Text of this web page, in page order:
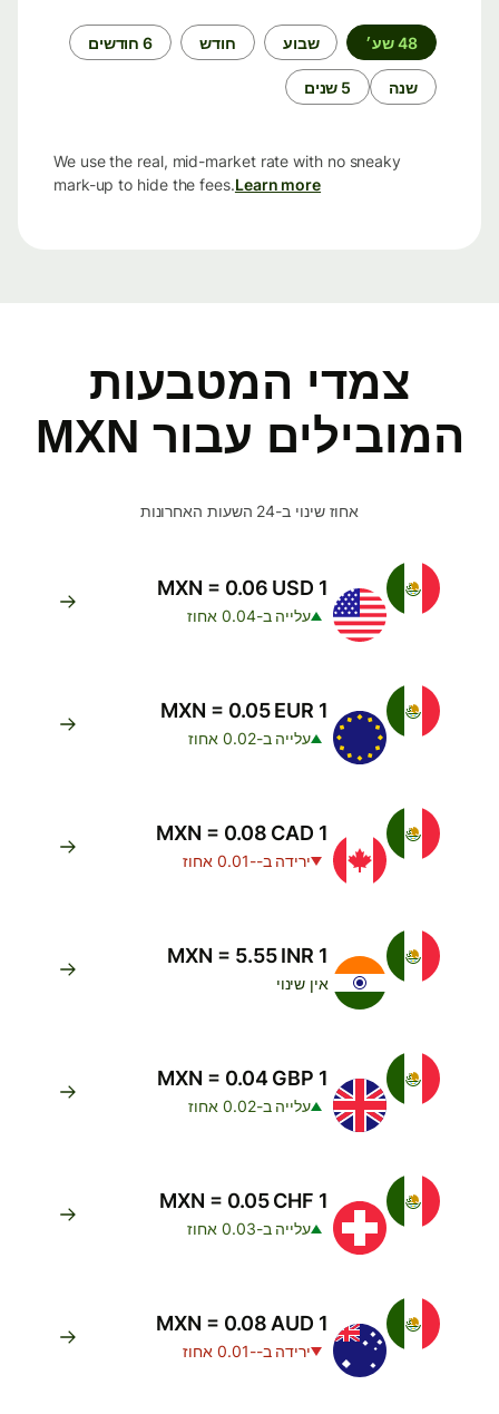
תקופת
זמן
48 שע׳ שבוע חודש 6 חודשים
שנה 5 שנים
We use the real, mid-market rate with no sneaky
mark-up to hide the fees.Learn more
צמדי המטבעות
המובילים עבור MXN
אחוז שינוי ב-24 השעות האחרונות
1 MXN = 0.06 USD
עלייה ב-0.04 אחוז
1 MXN = 0.05 EUR
עלייה ב-0.02 אחוז
1 MXN = 0.08 CAD
ירידה ב--0.01 אחוז
1 MXN = 5.55 INR
אין שינוי
1 MXN = 0.04 GBP
עלייה ב-0.02 אחוז
1 MXN = 0.05 CHF
עלייה ב-0.03 אחוז
1 MXN = 0.08 AUD
ירידה ב--0.01 אחוז